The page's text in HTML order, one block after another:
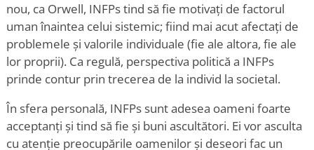
nou, ca Orwell, INFPs tind să fie motivați de factorul
uman înaintea celui sistemic; fiind mai acut afectați de
problemele și valorile individuale (fie ale altora, fie ale
lor proprii). Ca regulă, perspectiva politică a INFPs
prinde contur prin trecerea de la individ la societal.
În sfera personală, INFPs sunt adesea oameni foarte
acceptanți și tind să fie și buni ascultători. Ei vor asculta
cu atenție preocupările oamenilor și deseori fac un